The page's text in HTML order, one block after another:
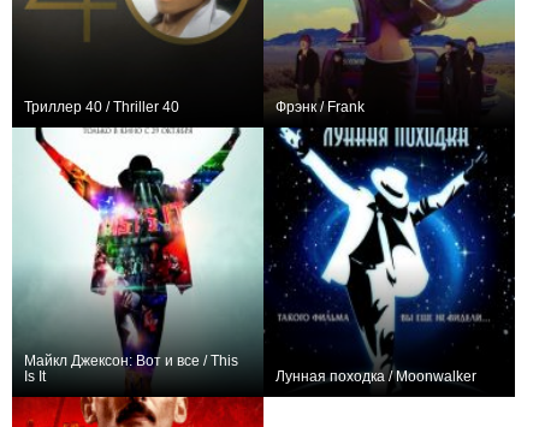
Триллер 40 / Thriller 40 Фрэнк / Frank
Майкл Джексон: Вот и все / This
Is It
Лунная походка / Moonwalker